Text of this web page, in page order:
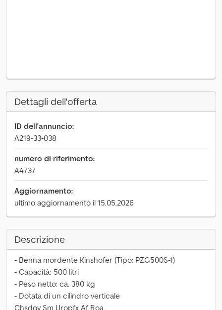
Dettagli dell'offerta
ID dell'annuncio:
A219-33-038
numero di riferimento:
A4737
Aggiornamento:
ultimo aggiornamento il 15.05.2026
Descrizione
- Benna mordente Kinshofer (Tipo: PZG500S-1)
- Capacità: 500 litri
- Peso netto: ca. 380 kg
- Dotata di un cilindro verticale
Chsdoy Sm Uropfx Af Roa